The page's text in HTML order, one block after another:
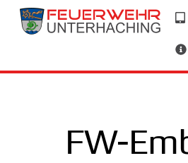
Skip
FW-